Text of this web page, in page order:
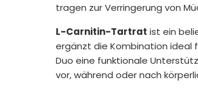
tragen zur Verringerung von
L-Carnitin-Tartrat ist ein
ergänzt die Kombination ideal
Duo eine funktionale
vor, während oder nach